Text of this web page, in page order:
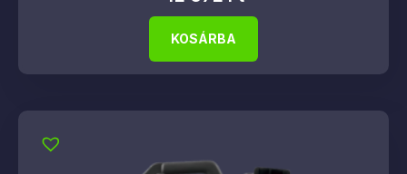
KOSÁRBA